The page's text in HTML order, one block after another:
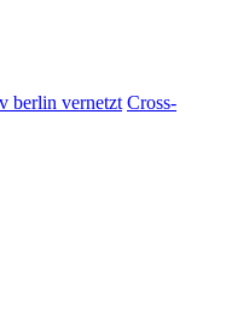
berlin vernetzt Cross-